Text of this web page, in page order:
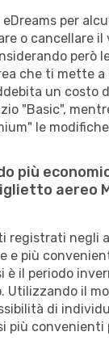
eDreams per
o cancellare il
però
che ti mette a
un costo
"Basic",
le
più
aereo
registrati negli
e più
è il periodo
Utilizzando il
di
più convenienti